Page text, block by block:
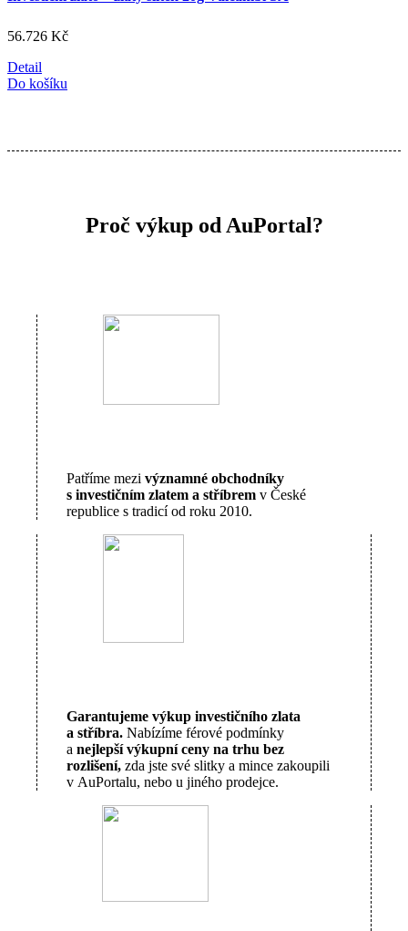
56.726 Kč
Detail
Do košíku
Proč výkup od AuPortal?
Patříme mezi významné obchodníky
s investičním zlatem a stříbrem v České
republice s tradicí od roku 2010.
Garantujeme výkup investičního zlata
a stříbra. Nabízíme férové podmínky
a nejlepší výkupní ceny na trhu bez
rozlišení, zda jste své slitky a mince zakoupili
v AuPortalu, nebo u jiného prodejce.